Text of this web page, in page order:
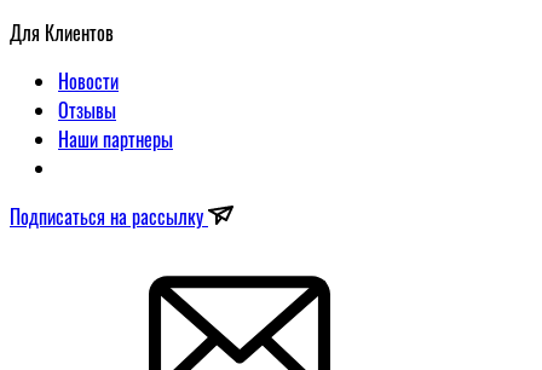
Для Клиентов
Новости
Отзывы
Наши партнеры
Подписаться на рассылку